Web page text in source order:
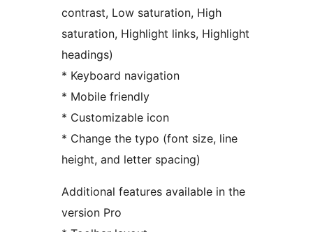
contrast, Low saturation, High
saturation, Highlight links, Highlight
headings)
* Keyboard navigation
* Mobile friendly
* Customizable icon
* Change the typo (font size, line
height, and letter spacing)
Additional features available in the
version Pro